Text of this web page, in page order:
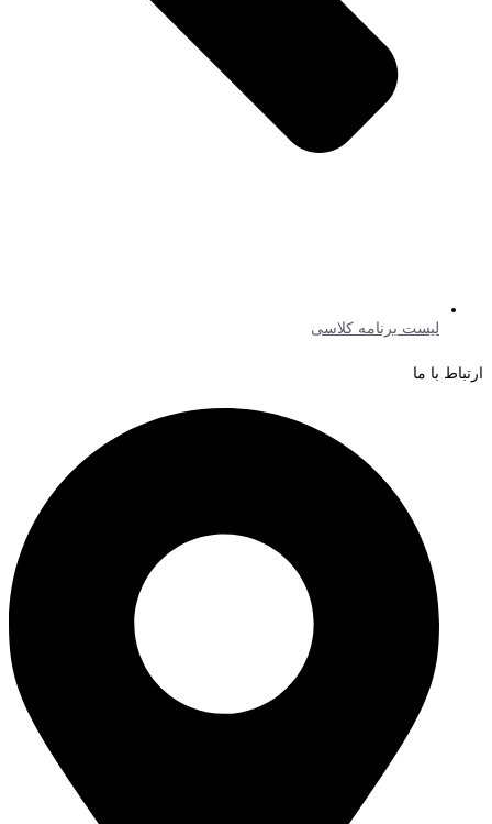
لیست برنامه کلاسی
ارتباط با ما